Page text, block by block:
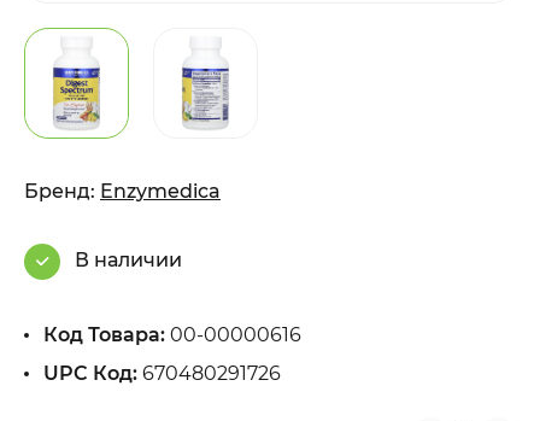
Бренд: Enzymedica
В наличии
Код Товара: 00-00000616
UPC Код: 670480291726